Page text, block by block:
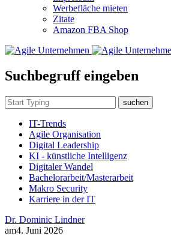
Werbefläche mieten
Zitate
Amazon FBA Shop
Suchbegruff eingeben
suchen
IT-Trends
Agile Organisation
Digital Leadership
KI - künstliche Intelligenz
Digitaler Wandel
Bachelorarbeit/Masterarbeit
Makro Security
Karriere in der IT
Dr. Dominic Lindner
am4. Juni 2026